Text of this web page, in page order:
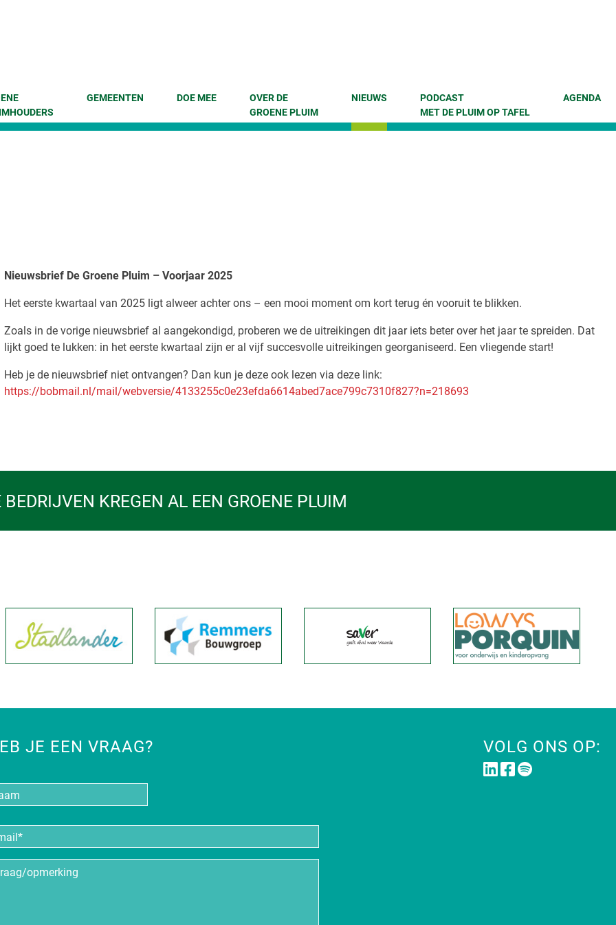
content GEMEENTEN DOE MEE
OVER DE
GROENE PLUIM
NIEUWS
PODCAST
MET DE PLUIM OP TAFEL
AGENDA
Nieuwsbrief De Groene Pluim – Voorjaar 2025
Het eerste kwartaal van 2025 ligt alweer achter ons – een mooi moment om kort terug én vooruit te blikken.
Zoals in de vorige nieuwsbrief al aangekondigd, proberen we de uitreikingen dit jaar iets beter over het jaar te spreiden. Dat
lijkt goed te lukken: in het eerste kwartaal zijn er al vijf succesvolle uitreikingen georganiseerd. Een vliegende start!
Heb je de nieuwsbrief niet ontvangen? Dan kun je deze ook lezen via deze link:
https://bobmail.nl/mail/webversie/4133255c0e23efda6614abed7ace799c7310f827?n=218693
BEDRIJVEN KREGEN AL EEN GROENE PLUIM
JE EEN VRAAG?
opmerking
VOLG ONS OP: